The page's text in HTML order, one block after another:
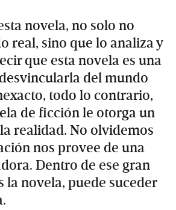
novela, no solo no
real, sino que lo analiza y
que esta novela es una
del mundo
todo lo contrario,
de ficción le otorga un
realidad. No olvidemos
nos provee de una
Dentro de ese gran
la novela, puede suceder